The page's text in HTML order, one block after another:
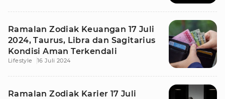
Ramalan Zodiak Keuangan 17 Juli
2024, Taurus, Libra dan Sagitarius
Kondisi Aman Terkendali
Lifestyle 16 Juli 2024
Ramalan Zodiak Karier 17 Juli